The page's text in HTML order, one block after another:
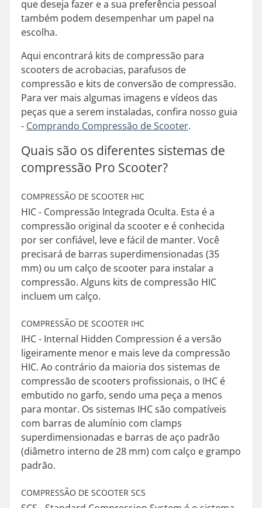
que deseja fazer e a sua preferência pessoal
também podem desempenhar um papel na
escolha.
Aqui encontrará kits de compressão para
scooters de acrobacias, parafusos de
compressão e kits de conversão de compressão.
Para ver mais algumas imagens e vídeos das
peças que a serem instaladas, confira nosso guia
- Comprando Compressão de Scooter.
Quais são os diferentes sistemas de
compressão Pro Scooter?
COMPRESSÃO DE SCOOTER HIC
HIC - Compressão Integrada Oculta. Esta é a
compressão original da scooter e é conhecida
por ser confiável, leve e fácil de manter. Você
precisará de barras superdimensionadas (35
mm) ou um calço de scooter para instalar a
compressão. Alguns kits de compressão HIC
incluem um calço.
COMPRESSÃO DE SCOOTER IHC
IHC - Internal Hidden Compression é a versão
ligeiramente menor e mais leve da compressão
HIC. Ao contrário da maioria dos sistemas de
compressão de scooters profissionais, o IHC é
embutido no garfo, sendo uma peça a menos
para montar. Os sistemas IHC são compatíveis
com barras de alumínio com clamps
superdimensionadas e barras de aço padrão
(diâmetro interno de 28 mm) com calço e grampo
padrão.
COMPRESSÃO DE SCOOTER SCS